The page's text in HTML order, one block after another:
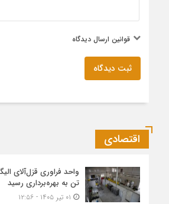
قوانین ارسال دیدگاه
ثبت دیدگاه
اقتصادی
واحد فراوری قزل‌آلای
تن به بهره‌برداری رسید